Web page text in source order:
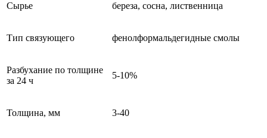
Сырье береза, сосна, лиственница
Тип связующего фенолформальдегидные смолы
Разбухание по толщине
за 24 ч
5-10%
Толщина, мм 3-40